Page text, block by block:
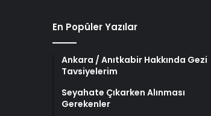
En Popüler Yazılar
Ankara / Anıtkabir Hakkında Gezi
Tavsiyelerim
Seyahate Çıkarken Alınması
Gerekenler